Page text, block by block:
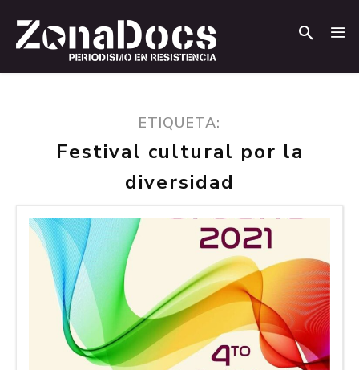
ETIQUETA:
Festival cultural por la
diversidad